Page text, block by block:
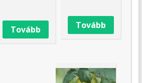
Tovább Tovább